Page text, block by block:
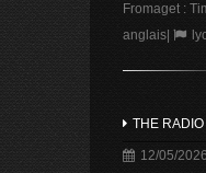
Fromaget :
anglais|
THE
12/05/